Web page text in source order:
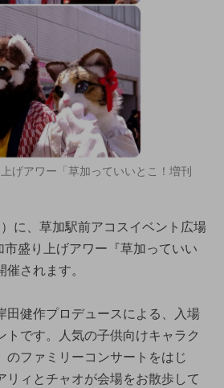
げアワー「草加っていいとこ！増刊
に、草加駅前アコスイベント広場
市盛り上げアワー『草加っていい
催されます。
田健作プロデュースによる、入場
トです。人気の子供向けキャラク
のファミリーコンサートをはじ
リィとチャオが会場をお散歩して